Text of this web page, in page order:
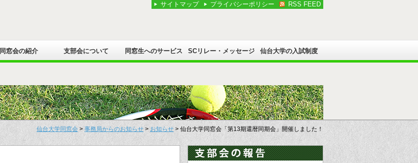
サイトマップ プライバシーポリシー RSS FEED
同窓会の紹介 支部会について 同窓生へのサービス SCリレー・メッセージ 仙台大学の入試制度
仙台大学同窓会 > 事務局からのお知らせ > お知らせ > 仙台大学同窓会「第13期還暦同期会」開催しました！